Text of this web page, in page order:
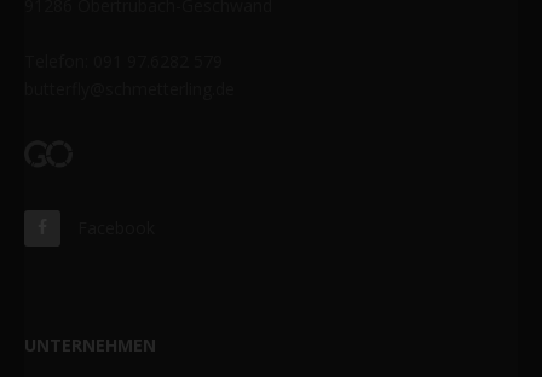
UNTERNEHMEN